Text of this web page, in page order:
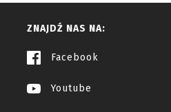
ZNAJDŹ NAS NA:
Facebook
Youtube